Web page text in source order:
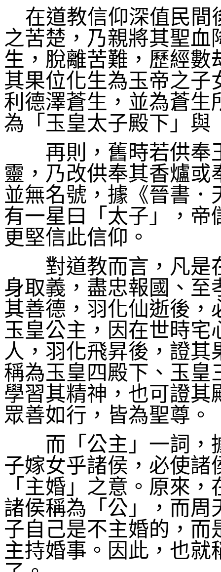
在道教信仰深值民間
之苦楚，乃親將其聖
生，脫離苦難，歷經數
其果位化生為玉帝之子
利德澤蒼生，並為蒼生
為「玉皇太子殿下」
再則，舊時若供奉
靈，乃改供奉其香爐
並無名號，據《晉書．
有一星曰「太子」，帝
更堅信此信仰。
對道教而言，凡是
身取義，盡忠報國、至
其善德，羽化仙逝後，
玉皇公主，因在世時
人，羽化飛昇後，證
稱為玉皇四殿下、玉皇
學習其精神，也可證其
眾善如行
而「公主」一詞，
子嫁女乎諸侯，必使諸
「主婚」之意。原來
諸侯稱為「公」，而周
子自己是不主婚的，而
主持婚事。因此，也